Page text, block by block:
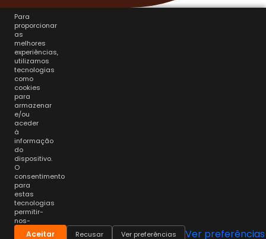
Para
proporcionar
as
melhores
experiências,
utilizamos
tecnologias
como
cookies
para
armazenar
e/ou
aceder
à
informação
do
dispositivo.
O
consentimento
para
estas
tecnologias
permitir-
nos-
á
Aceitar Recusar Ver preferências Ver preferências